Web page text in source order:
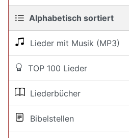
Alphabetisch sortiert
Lieder mit Musik (MP3)
TOP 100 Lieder
Liederbücher
Bibelstellen